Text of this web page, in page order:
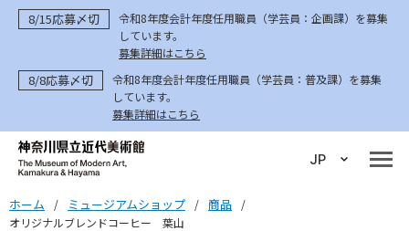
8/15応募〆切
令和8年度会計年度任用職員（学芸員：企画課）を募集
しています。
募集詳細はこちら
8/8応募〆切
令和8年度会計年度任用職員（学芸員：普及課）を募集
しています。
募集詳細はこちら
JP
ホーム / ミュージアムショップ / 商品
/
オリジナルブレンドコーヒー 葉山